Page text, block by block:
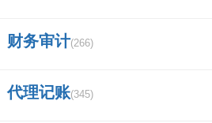
东方财富有几个营业
华泰证券手可以网上
财务审计(266)
代理记账(345)